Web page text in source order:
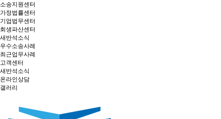
소송지원센터
가정법률센터
기업법무센터
회생파산센터
새반석소식
우수소송사례
최근업무사례
고객센터
새반석소식
온라인상담
갤러리